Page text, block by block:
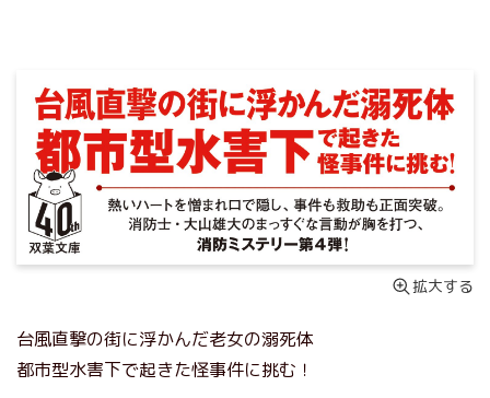
拡大する
台風直撃の街に浮かんだ老女の溺死体
都市型水害下で起きた怪事件に挑む！